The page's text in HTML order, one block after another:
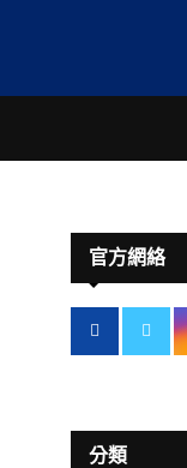
官方網絡
分類